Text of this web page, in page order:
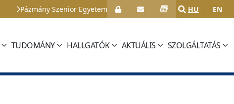
Pázmány Szenior Egyetem HU EN
TUDOMÁNY HALLGATÓK AKTUÁLIS SZOLGÁLTATÁS